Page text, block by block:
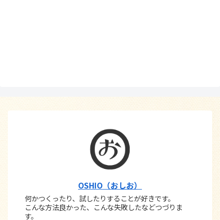
OSHIO（おしお）
何かつくったり、試したりすることが好きです。
こんな方法良かった、こんな失敗したなどつづりま
す。